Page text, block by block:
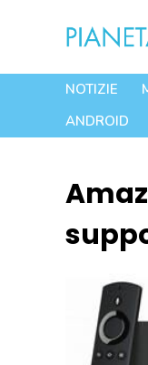
contenuto
NOTIZIE
ANDROID